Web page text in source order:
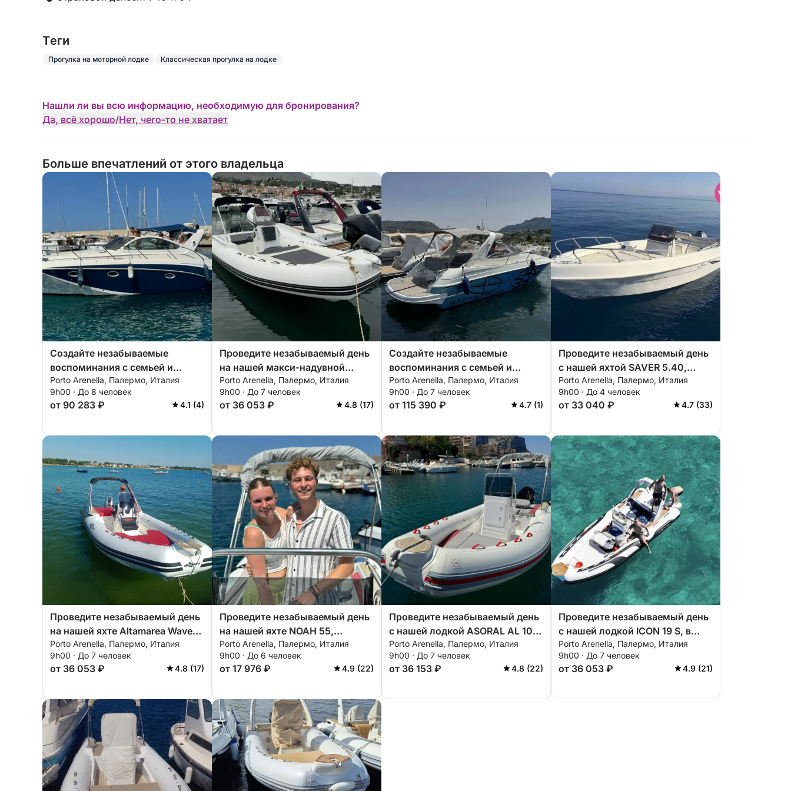
приключения! 🌊
Tеги
Прогулка на моторной лодке Классическая прогулка на лодке
Нашли ли вы всю информацию, необходимую для бронирования?
Да, всё хорошо/Нет, чего-то не хватает
Больше впечатлений от этого владельца
Создайте незабываемые
воспоминания с семьей и
друзьями, проведя
незабываемый день на борту
нашей яхты Prinz 33 Open!
Porto Arenella, Палермо, Италия
9h00 · До 8 человек
от 90 283 ₽ 4.1 (4)
Проведите незабываемый день
на нашей макси-надувной
лодке MaxiRib 5.85 Almarine,
оснащенной всем
необходимым для идеального
Porto Arenella, Палермо, Италия
9h00 · До 7 человек
от 36 053 ₽ 4.8 (17)
Создайте незабываемые
воспоминания с семьей и
друзьями, проведя
незабываемый день на борту
нашей яхты Bavaria 32 Sport!
Porto Arenella, Палермо, Италия
9h00 · До 7 человек
от 115 390 ₽ 4.7 (1)
Проведите незабываемый день
с нашей яхтой SAVER 5.40,
оснащенной всем
необходимым для идеального
отдыха на воде!
Porto Arenella, Палермо, Италия
9h00 · До 4 человек
от 33 040 ₽ 4.7 (33)
Проведите незабываемый день
на нашей яхте Altamarea Wave
20, оборудованной всем
необходимым для идеального
отдыха на воде!
Porto Arenella, Палермо, Италия
9h00 · До 7 человек
от 36 053 ₽ 4.8 (17)
Проведите незабываемый день
на нашей яхте NOAH 55,
оборудованной всем
необходимым для идеального
отдыха на воде!
Porto Arenella, Палермо, Италия
9h00 · До 6 человек
от 17 976 ₽ 4.9 (22)
Проведите незабываемый день
с нашей лодкой ASORAL AL 100,
в которой есть все
необходимое для идеального
отдыха на воде!
Porto Arenella, Палермо, Италия
9h00 · До 7 человек
от 36 153 ₽ 4.8 (22)
Проведите незабываемый день
с нашей лодкой ICON 19 S, в
которой есть все необходимое
для идеального отдыха на воде!
Porto Arenella, Палермо, Италия
9h00 · До 7 человек
от 36 053 ₽ 4.9 (21)